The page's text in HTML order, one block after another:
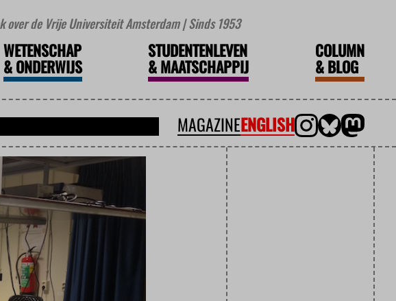
de Vrije Universiteit Amsterdam | Sinds 1953
WETENSCHAP
&ONDERWIJS
STUDENTENLEVEN
&MAATSCHAPPIJ
COLUMN
&BLOG
MAGAZINEENGLISH